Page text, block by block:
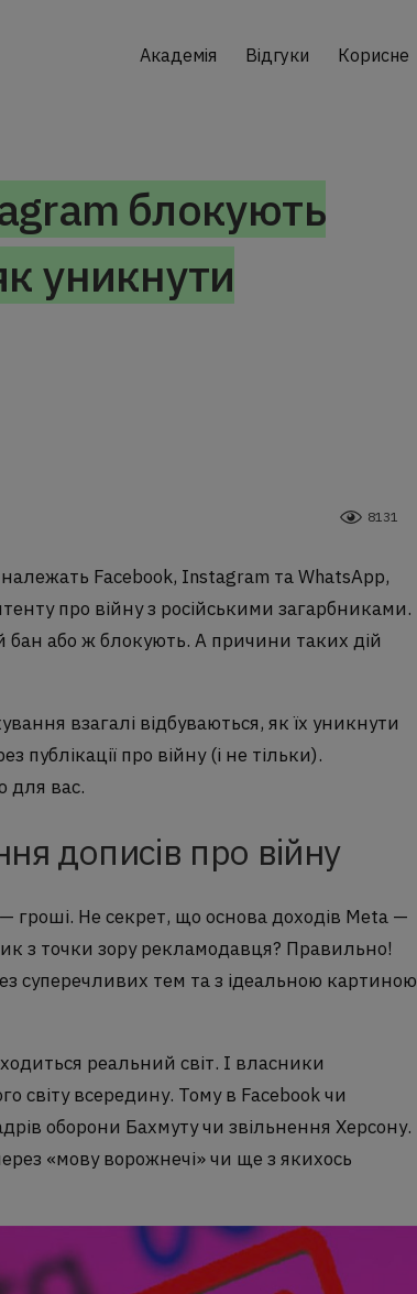
Академія Відгуки Корисне
блокують
уникнути
8131
Facebook, Instagram та WhatsApp,
про війну з російськими загарбниками.
або ж блокують. А причини таких дій
взагалі відбуваються, як їх уникнути
про війну (і не тільки).
для вас.
дописів про війну
гроші. Не секрет, що основа доходів Meta —
з точки зору рекламодавця? Правильно!
суперечливих тем та з ідеальною картиною
реальний світ. І власники
світу всередину. Тому в Facebook чи
оборони Бахмуту чи звільнення Херсону.
«мову ворожнечі» чи ще з якихось